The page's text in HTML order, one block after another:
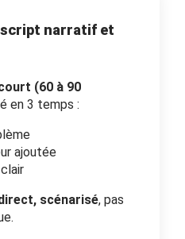
narratif et
(60 à 90
en 3 temps :
ajoutée
scénarisé, pas